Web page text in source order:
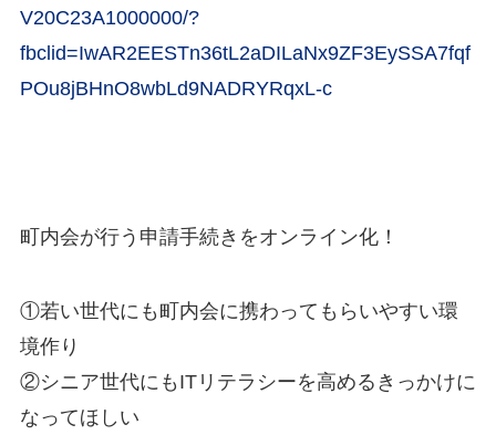
V20C23A1000000/?
fbclid=IwAR2EESTn36tL2aDILaNx9ZF3EySSA7fqf
POu8jBHnO8wbLd9NADRYRqxL-c
町内会が行う申請手続きをオンライン化！
①若い世代にも町内会に携わってもらいやすい環
境作り
②シニア世代にもITリテラシーを高めるきっかけに
なってほしい